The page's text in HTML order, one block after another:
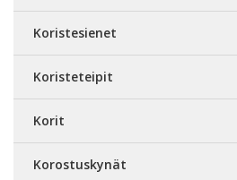
Koristesienet
Koristeteipit
Korit
Korostuskynät